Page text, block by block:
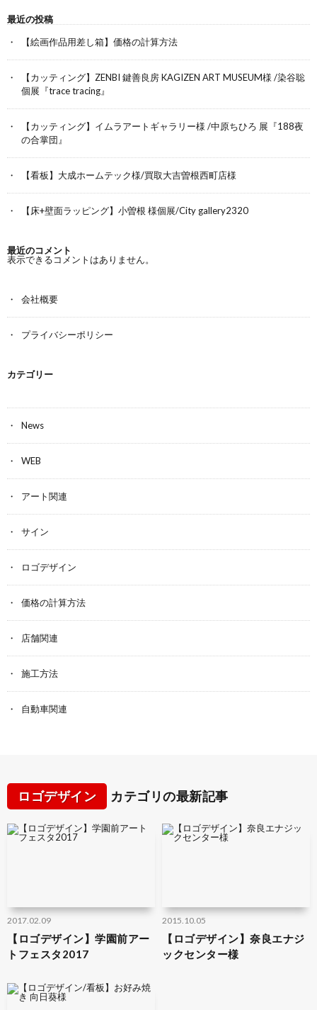
最近の投稿
【絵画作品用差し箱】価格の計算方法
【カッティング】ZENBI 鍵善良房 KAGIZEN ART MUSEUM様 /染谷聡
個展『trace tracing』
【カッティング】イムラアートギャラリー様 /中原ちひろ 展『188夜
の合掌団』
【看板】大成ホームテック様/買取大吉曽根西町店様
【床+壁面ラッピング】小曽根 様個展/City gallery2320
最近のコメント
表示できるコメントはありません。
会社概要
プライバシーポリシー
カテゴリー
News
WEB
アート関連
サイン
ロゴデザイン
価格の計算方法
店舗関連
施工方法
自動車関連
ロゴデザイン カテゴリの最新記事
2017.02.09
【ロゴデザイン】学園前アー
トフェスタ2017
2015.10.05
【ロゴデザイン】奈良エナジ
ックセンター様